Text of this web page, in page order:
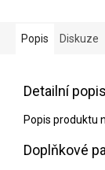
Popis Diskuze
Detailní
Popis produktu
Doplňkové